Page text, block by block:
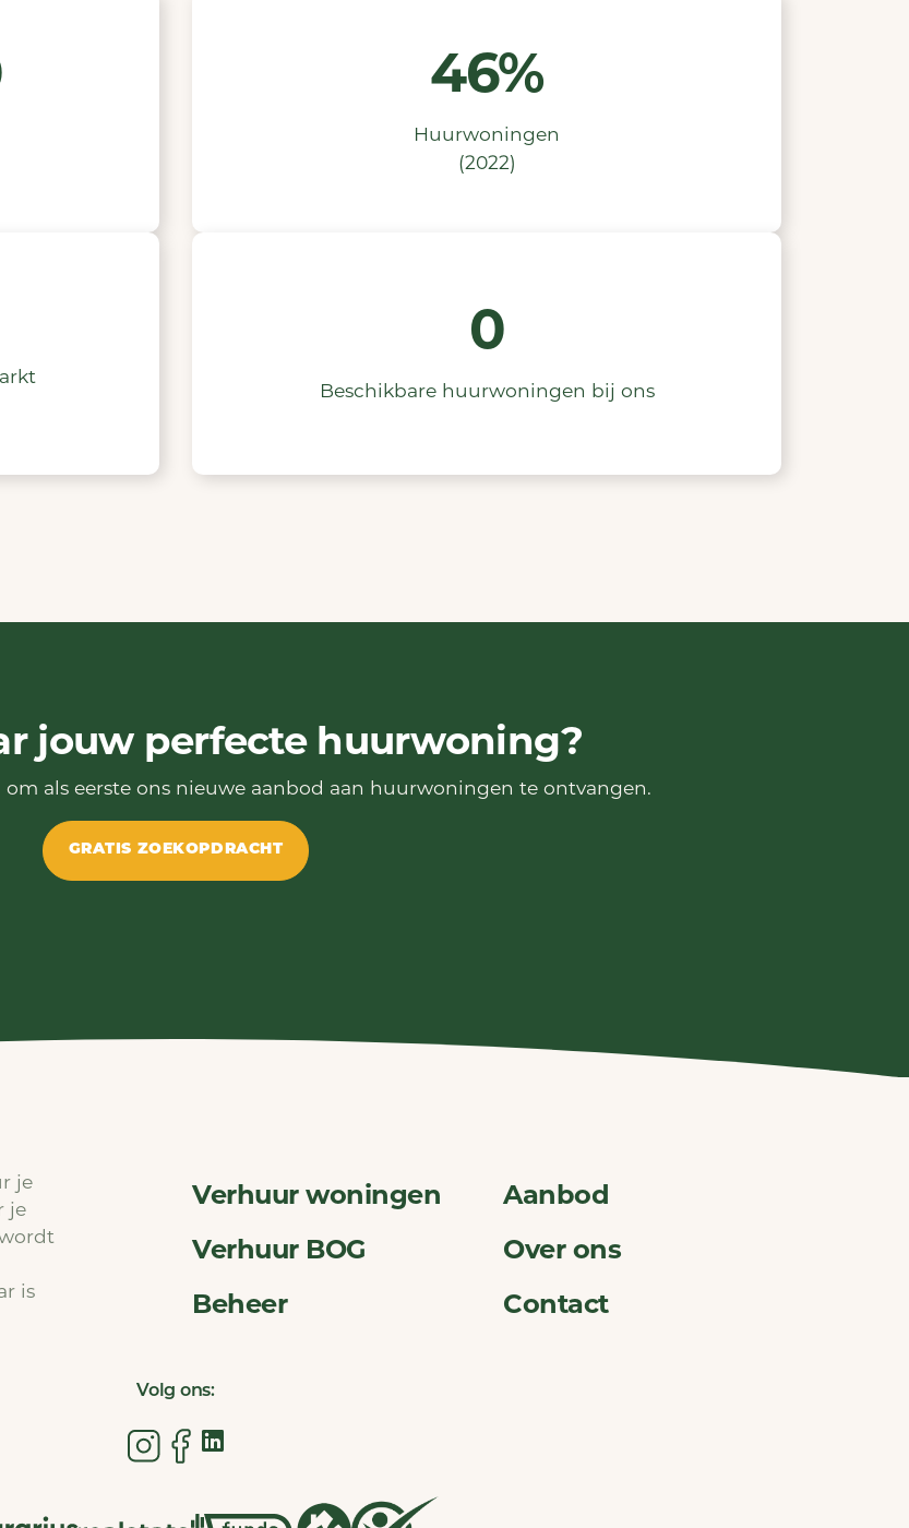
46%
Huurwoningen
(2022)
0
Beschikbare huurwoningen bij ons
jouw perfecte huurwoning?
om als eerste ons nieuwe aanbod aan huurwoningen te ontvangen.
GRATIS ZOEKOPDRACHT
je
je
is
Verhuur woningen
Verhuur BOG
Beheer
Aanbod
Over ons
Contact
Volg ons: